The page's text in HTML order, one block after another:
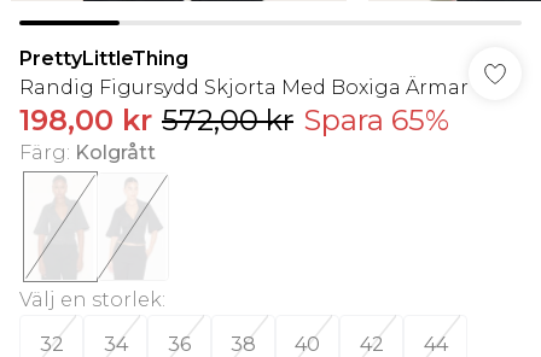
PrettyLittleThing
Randig Figursydd Skjorta Med Boxiga Ärmar
198,00 kr 572,00 kr Spara 65%
Färg: Kolgrått
Välj en storlek:
32
34 36 38 40 42 44